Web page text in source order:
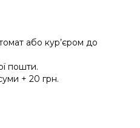
або кур’єром до
пошти.
+ 20 грн.